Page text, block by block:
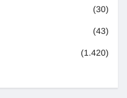
(30)
(43)
(1.420)